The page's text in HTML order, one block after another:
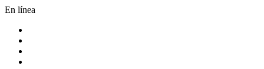
En línea